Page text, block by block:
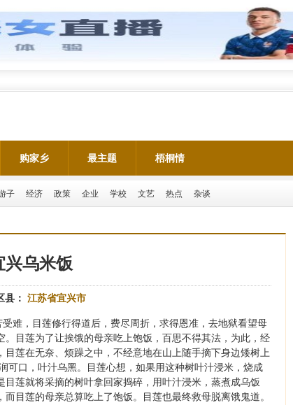
购家乡 最主题 梧桐情
子 经济 政策 企业 学校 文艺 热点 杂谈
兴乌米饭
县： 江苏省宜兴市
难，目莲修行得道后，费尽周折，求得恩准，去地狱看望母
目莲为了让挨饿的母亲吃上饱饭，百思不得其法，为此，经
莲在无奈、烦躁之中，不经意地在山上随手摘下身边矮树上
可口，叶汁乌黑。目莲心想，如果用这种树叶汁浸米，烧成
莲就将采摘的树叶拿回家捣碎，用叶汁浸米，蒸煮成乌饭
目莲的母亲总算吃上了饱饭。目莲也最终救母脱离饿鬼道。